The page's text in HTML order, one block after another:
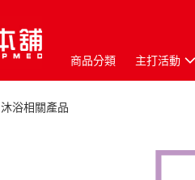
商品分類 主打活動
沐浴相關產品